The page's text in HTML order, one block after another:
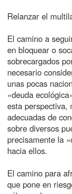
Relanzar el
El camino a
en bloquear o
sobrecargados
necesario
unas pocas
«deuda
esta perspectiva,
adecuadas de
sobre diversos
precisamente la
hacia ellos.
El camino para
que pone en